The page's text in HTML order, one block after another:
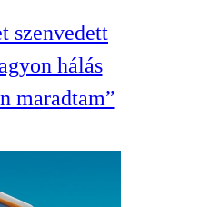
szenvedett
hálás
maradtam”